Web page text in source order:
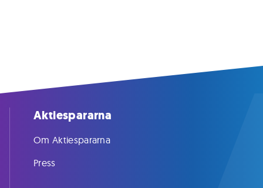
Aktiespararna
Om Aktiespararna
Press